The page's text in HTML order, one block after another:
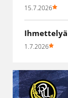
15.7.2026
1.7.2026